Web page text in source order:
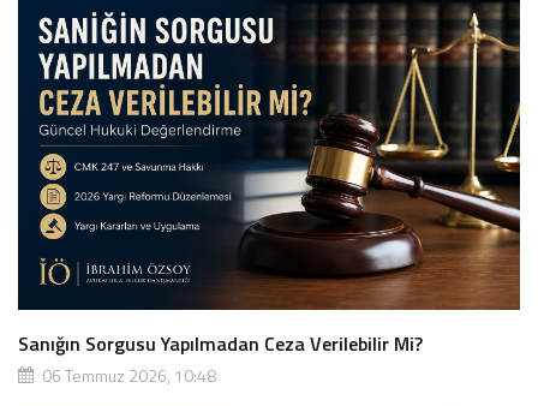
Sanığın Sorgusu Yapılmadan Ceza Verilebilir Mi?
06 Temmuz 2026, 10:48